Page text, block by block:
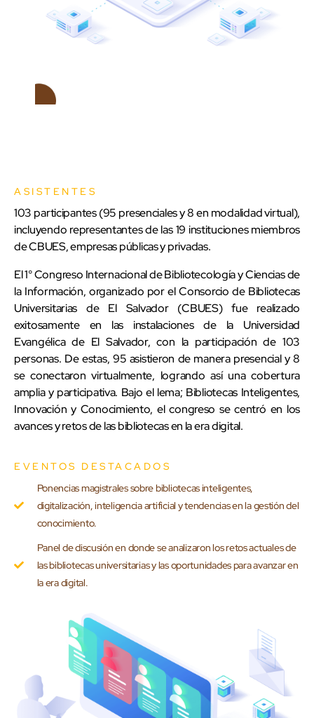
ASISTENTES
103 participantes (95 presenciales y 8 en modalidad virtual),
incluyendo representantes de las 19 instituciones miembros
de CBUES, empresas públicas y privadas.
El 1° Congreso Internacional de Bibliotecología y Ciencias de
la Información, organizado por el Consorcio de Bibliotecas
Universitarias de El Salvador (CBUES) fue realizado
exitosamente en las instalaciones de la Universidad
Evangélica de El Salvador, con la participación de 103
personas. De estas, 95 asistieron de manera presencial y 8
se conectaron virtualmente, logrando así una cobertura
amplia y participativa. Bajo el lema; Bibliotecas Inteligentes,
Innovación y Conocimiento, el congreso se centró en los
avances y retos de las bibliotecas en la era digital.
EVENTOS DESTACADOS
Ponencias magistrales sobre bibliotecas inteligentes,
digitalización, inteligencia artificial y tendencias en la gestión del
conocimiento.
Panel de discusión en donde se analizaron los retos actuales de
las bibliotecas universitarias y las oportunidades para avanzar en
la era digital.